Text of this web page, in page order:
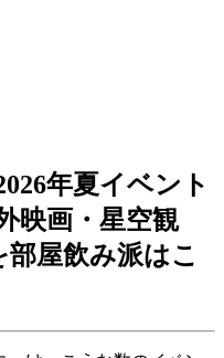
年夏イベント
映画・星空観
屋飲み派はこ